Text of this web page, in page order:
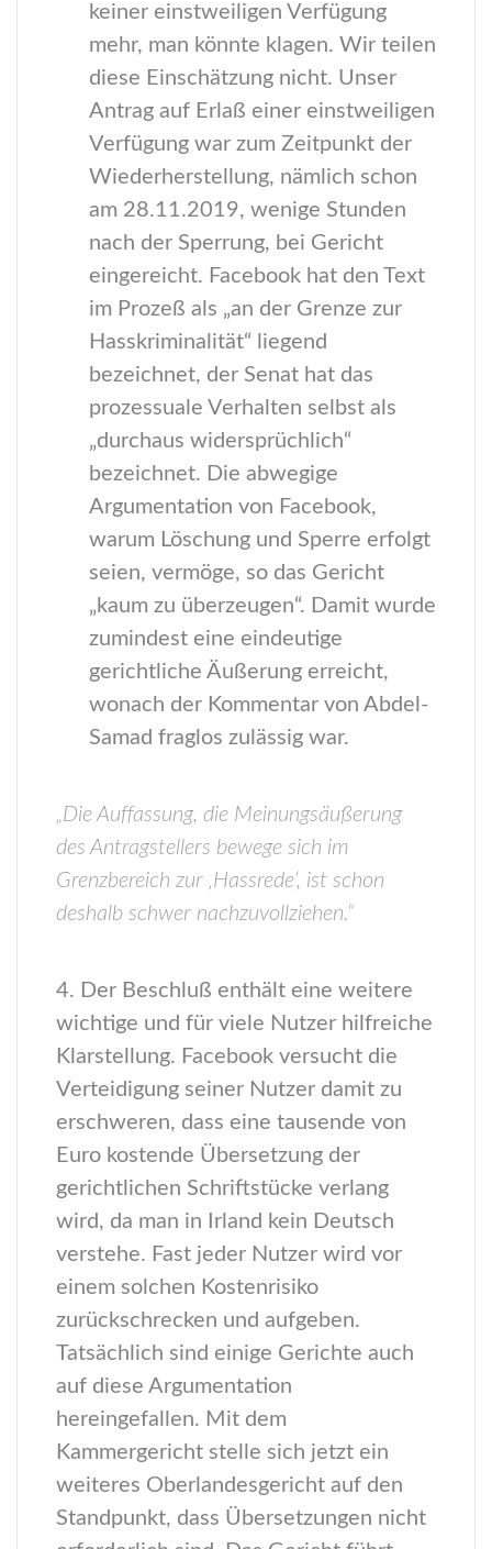
keiner einstweiligen Verfügung
mehr, man könnte klagen. Wir teilen
diese Einschätzung nicht. Unser
Antrag auf Erlaß einer einstweiligen
Verfügung war zum Zeitpunkt der
Wiederherstellung, nämlich schon
am 28.11.2019, wenige Stunden
nach der Sperrung, bei Gericht
eingereicht. Facebook hat den Text
im Prozeß als „an der Grenze zur
Hasskriminalität“ liegend
bezeichnet, der Senat hat das
prozessuale Verhalten selbst als
„durchaus widersprüchlich“
bezeichnet. Die abwegige
Argumentation von Facebook,
warum Löschung und Sperre erfolgt
seien, vermöge, so das Gericht
„kaum zu überzeugen“. Damit wurde
zumindest eine eindeutige
gerichtliche Äußerung erreicht,
wonach der Kommentar von Abdel-
Samad fraglos zulässig war.
„Die Auffassung, die Meinungsäußerung
des Antragstellers bewege sich im
Grenzbereich zur ‚Hassrede‘, ist schon
deshalb schwer nachzuvollziehen.“
4. Der Beschluß enthält eine weitere
wichtige und für viele Nutzer hilfreiche
Klarstellung. Facebook versucht die
Verteidigung seiner Nutzer damit zu
erschweren, dass eine tausende von
Euro kostende Übersetzung der
gerichtlichen Schriftstücke verlang
wird, da man in Irland kein Deutsch
verstehe. Fast jeder Nutzer wird vor
einem solchen Kostenrisiko
zurückschrecken und aufgeben.
Tatsächlich sind einige Gerichte auch
auf diese Argumentation
hereingefallen. Mit dem
Kammergericht stelle sich jetzt ein
weiteres Oberlandesgericht auf den
Standpunkt, dass Übersetzungen nicht